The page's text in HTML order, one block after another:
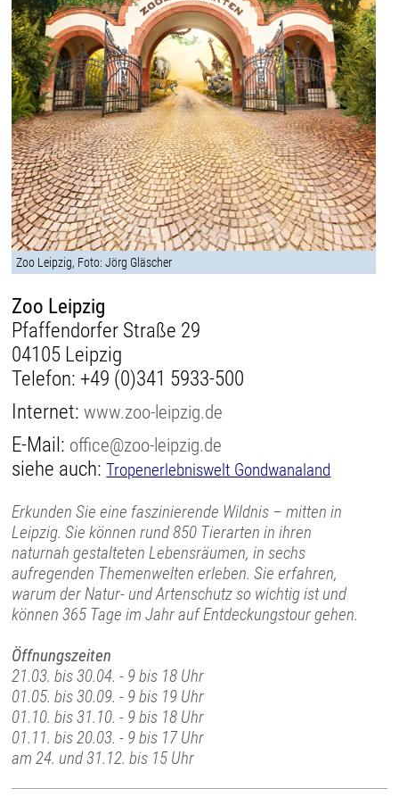
Zoo Leipzig, Foto: Jörg Gläscher
Zoo Leipzig
Pfaffendorfer Straße 29
04105 Leipzig
Telefon: +49 (0)341 5933-500
Internet:www.zoo-leipzig.de
E-Mail: office@zoo-leipzig.de
siehe auch:Tropenerlebniswelt Gondwanaland
Erkunden Sie eine faszinierende Wildnis – mitten in
Leipzig. Sie können rund 850 Tierarten in ihren
naturnah gestalteten Lebensräumen, in sechs
aufregenden Themenwelten erleben. Sie erfahren,
warum der Natur- und Artenschutz so wichtig ist und
können 365 Tage im Jahr auf Entdeckungstour gehen.
Öffnungszeiten
21.03. bis 30.04. - 9 bis 18 Uhr
01.05. bis 30.09. - 9 bis 19 Uhr
01.10. bis 31.10. - 9 bis 18 Uhr
01.11. bis 20.03. - 9 bis 17 Uhr
am 24. und 31.12. bis 15 Uhr